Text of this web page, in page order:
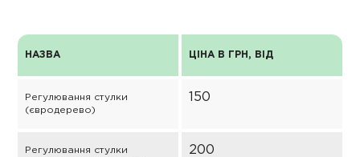
НАЗВА ЦІНА В ГРН, ВІД
Регулювання стулки
(євродерево)
150
Регулювання стулки
200